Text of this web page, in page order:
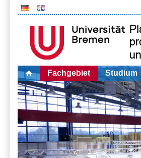
Fachgebiet Studium